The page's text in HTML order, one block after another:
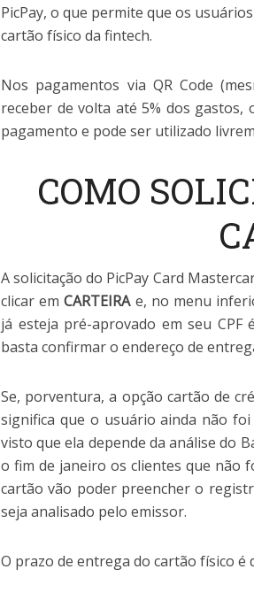
PicPay, o que permite que os
cartão físico da fintech.
Nos pagamentos via QR Code
receber de volta até 5% dos
pagamento e pode ser utilizado
COMO
A solicitação do PicPay Card
clicar emCARTEIRAe, no menu
já esteja pré-aprovado em seu CPF
basta confirmar o endereço de
Se, porventura, a opção cartão de
significa que o usuário ainda não
visto que ela depende da análise do
o fim de janeiro os clientes que não
cartão vão poder preencher o
seja analisado pelo emissor.
O prazo de entrega do cartão físico é